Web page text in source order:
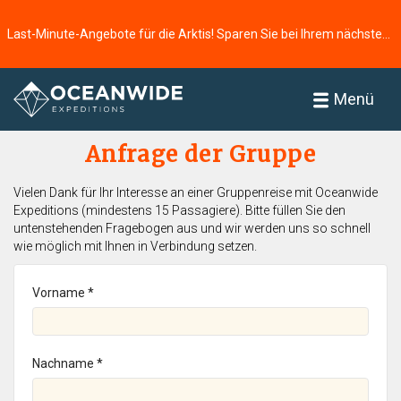
Menü
Startseite
Anfrage der Gruppe
Vielen Dank für Ihr Interesse an einer Gruppenreise mit Oceanwide
Expeditions (mindestens 15 Passagiere). Bitte füllen Sie den
untenstehenden Fragebogen aus und wir werden uns so schnell
wie möglich mit Ihnen in Verbindung setzen.
Vorname *
Nachname *